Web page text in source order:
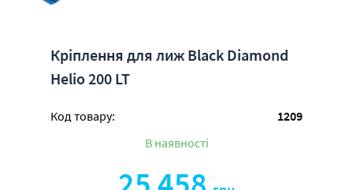
Кріплення для лиж Black Diamond
Helio 200 LT
Код товару:
1209
В наявності